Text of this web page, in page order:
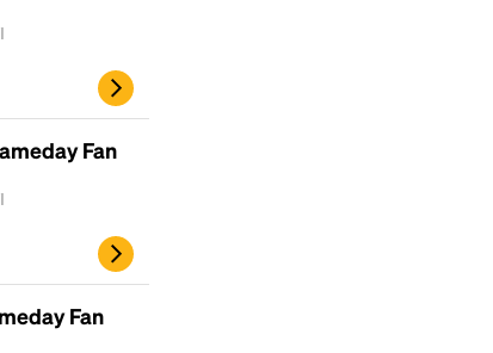
Fan
Fan
Lorem Ipsum is simply dummy text of the
Ipsum has been the industry's standard